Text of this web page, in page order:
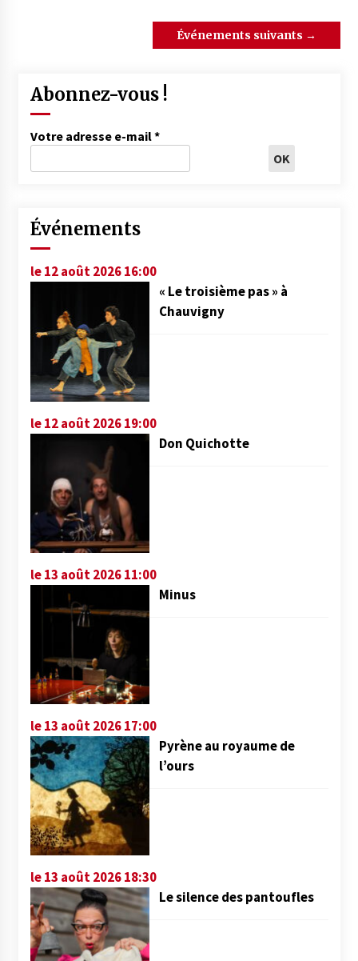
Événements suivants →
Abonnez-vous !
Votre adresse e-mail*
Événements
le 12 août 2026 16:00
« Le troisième pas » à
Chauvigny
le 12 août 2026 19:00
Don Quichotte
le 13 août 2026 11:00
Minus
le 13 août 2026 17:00
Pyrène au royaume de
l’ours
le 13 août 2026 18:30
Le silence des pantoufles